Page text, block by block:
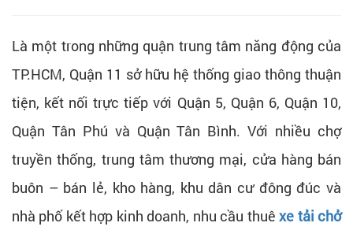
Là một trong những quận trung tâm năng động của
TP.HCM, Quận 11 sở hữu hệ thống giao thông thuận
tiện, kết nối trực tiếp với Quận 5, Quận 6, Quận 10,
Quận Tân Phú và Quận Tân Bình. Với nhiều chợ
truyền thống, trung tâm thương mại, cửa hàng bán
buôn – bán lẻ, kho hàng, khu dân cư đông đúc và
nhà phố kết hợp kinh doanh, nhu cầu thuêxe tải chở